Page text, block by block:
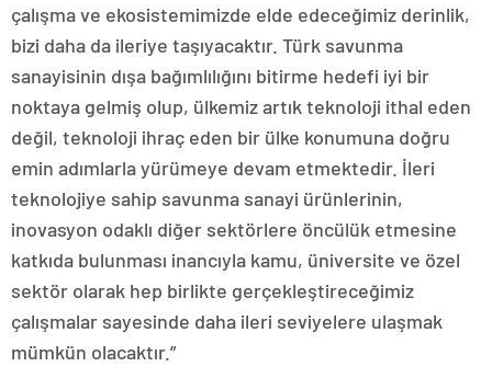
çalışma ve ekosistemimizde elde edeceğimiz derinlik,
bizi daha da ileriye taşıyacaktır. Türk savunma
sanayisinin dışa bağımlılığını bitirme hedefi iyi bir
noktaya gelmiş olup, ülkemiz artık teknoloji ithal eden
değil, teknoloji ihraç eden bir ülke konumuna doğru
emin adımlarla yürümeye devam etmektedir. İleri
teknolojiye sahip savunma sanayi ürünlerinin,
inovasyon odaklı diğer sektörlere öncülük etmesine
katkıda bulunması inancıyla kamu, üniversite ve özel
sektör olarak hep birlikte gerçekleştireceğimiz
çalışmalar sayesinde daha ileri seviyelere ulaşmak
mümkün olacaktır.”